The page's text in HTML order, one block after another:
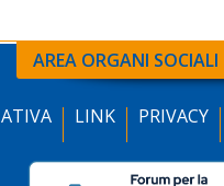
AREA ORGANI SOCIALI
LINK PRIVACY